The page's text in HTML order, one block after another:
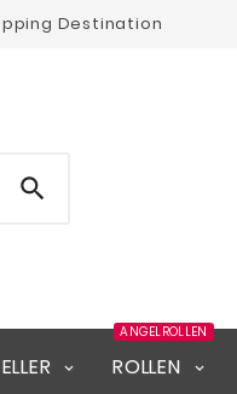
Destination

ROLLEN
ANGELROLLEN